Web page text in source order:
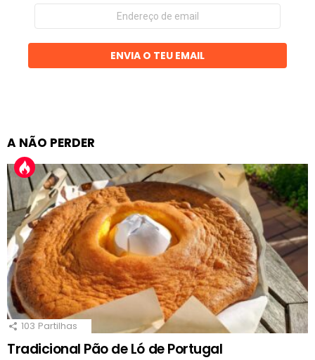
Endereço
email
ENVIA O TEU EMAIL
A NÃO PERDER
103 Partilhas
Tradicional Pão de Ló de Portugal